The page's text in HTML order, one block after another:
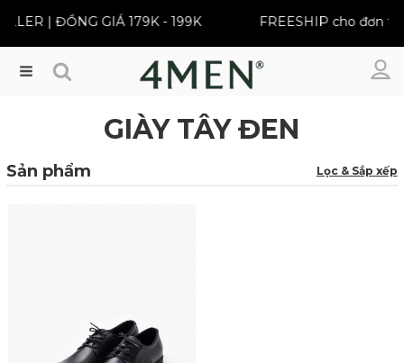
| ĐỒNG GIÁ 179K - 199K FREESHIP cho đơn từ
Menu
GIÀY TÂY ĐEN
Sản phẩm Lọc & Sắp xếp